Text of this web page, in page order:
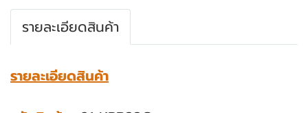
รายละเอียดสินค้า
รายละเอียดสินค้า